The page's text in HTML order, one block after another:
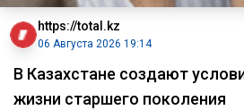
https://total.kz
06 Августа 2026 19:14
В Казахстане создают
жизни старшего поколения